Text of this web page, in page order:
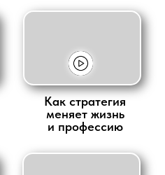
Как стратегия
меняет жизнь
и профессию